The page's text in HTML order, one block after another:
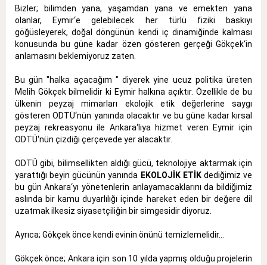
Bizler; bilimden yana, yaşamdan yana ve emekten yana
olanlar, Eymir‘e gelebilecek her türlü fiziki baskıyı
göğüsleyerek, doğal döngünün kendi iç dinamiğinde kalması
konusunda bu güne kadar özen gösteren gerçeği Gökçek‘in
anlamasını beklemiyoruz zaten.
Bu gün "halka açacağım " diyerek yine ucuz politika üreten
Melih Gökçek bilmelidir ki Eymir halkına açıktır. Özellikle de bu
ülkenin peyzaj mimarları ekolojik etik değerlerine saygı
gösteren ODTÜ‘nün yanında olacaktır ve bu güne kadar kırsal
peyzaj rekreasyonu ile Ankara‘lıya hizmet veren Eymir için
ODTÜ‘nün çizdiği çerçevede yer alacaktır.
ODTÜ gibi, bilimsellikten aldığı gücü, teknolojiye aktarmak için
yarattığı beyin gücünün yanında EKOLOJİK ETİKdediğimiz ve
bu gün Ankara‘yı yönetenlerin anlayamacaklarını da bildiğimiz
aslında bir kamu duyarlılığı içinde hareket eden bir değere dil
uzatmak ilkesiz siyasetçiliğin bir simgesidir diyoruz.
Ayrıca; Gökçek önce kendi evinin önünü temizlemelidir...
Gökçek önce; Ankara için son 10 yılda yapmış olduğu projelerin